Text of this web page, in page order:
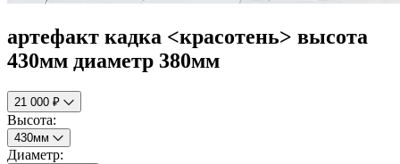
артефакт кадка <красотень> высота
430мм диаметр 380мм
21 000 ₽
Высота:
430мм
Диаметр: